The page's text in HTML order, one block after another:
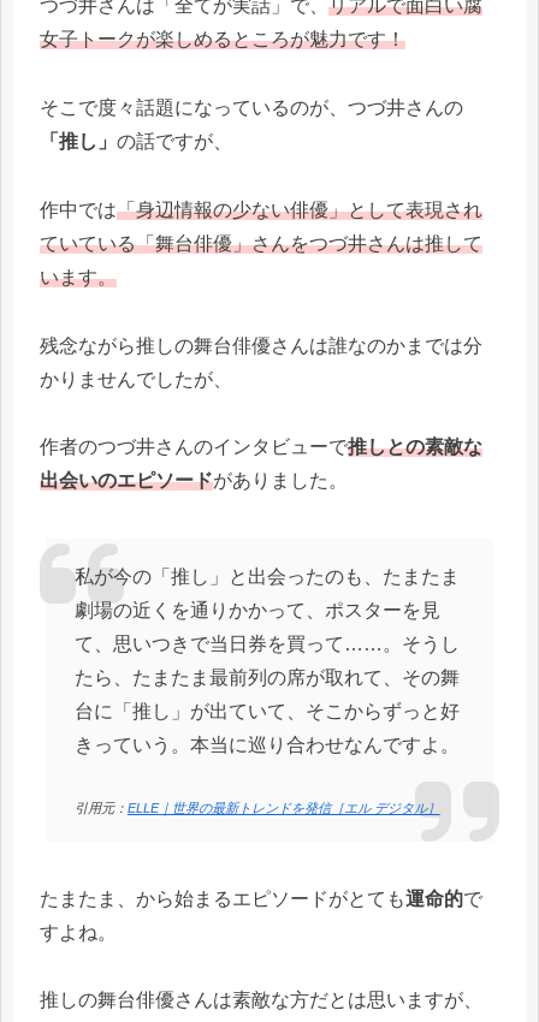
つづ井さんは「全てが実話」で、 リアルで面白い腐
女子トークが楽しめるところが魅力です！
そこで度々話題になっているのが、つづ井さんの
「推し」 の話ですが、
作中では「身辺情報の少ない俳優」として表現され
ていている「舞台俳優」さんをつづ井さんは推して
います。
残念ながら推しの舞台俳優さんは誰なのかまでは分
かりませんでしたが、
作者のつづ井さんのインタビューで推しとの素敵な
出会いのエピソードがありました。
私が今の「推し」と出会ったのも、たまたま
劇場の近くを通りかかって、ポスターを見
て、思いつきで当日券を買って……。そうし
たら、たまたま最前列の席が取れて、その舞
台に「推し」が出ていて、そこからずっと好
きっていう。本当に巡り合わせなんですよ。
引用元： ELLE｜世界の最新トレンドを発信［エル デジタル］
たまたま、から始まるエピソードがとても運命的で
すよね。
推しの舞台俳優さんは素敵な方だとは思いますが、